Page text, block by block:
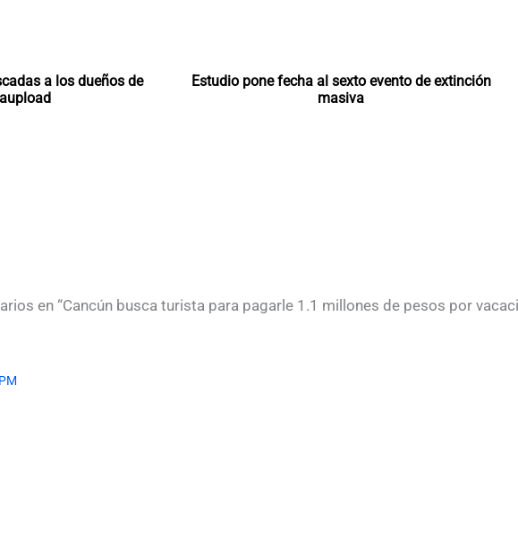
a los dueños de
Estudio pone fecha al sexto evento de extinción
masiva
en “Cancún busca turista para pagarle 1.1 millones de pesos por